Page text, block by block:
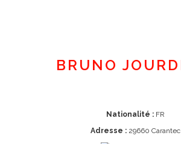
BRUNO
Nationalité :FR
Adresse :29660 Carantec